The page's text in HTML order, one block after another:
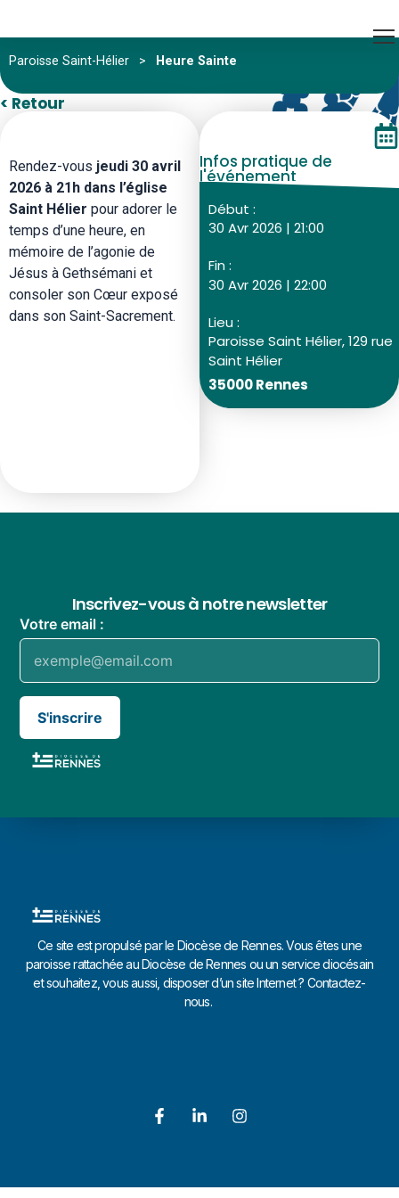
Paroisse Saint-Hélier > Heure Sainte
< Retour
Rendez-vous jeudi 30 avril
2026 à 21h dans l’église
Saint Hélier pour adorer le
temps d’une heure, en
mémoire de l’agonie de
Jésus à Gethsémani et
consoler son Cœur exposé
dans son Saint-Sacrement.
Infos pratique de
l'événement
Début :
30 Avr 2026 | 21:00
Fin :
30 Avr 2026 | 22:00
Lieu :
Paroisse Saint Hélier, 129 rue
Saint Hélier
35000 Rennes
Inscrivez-vous à notre newsletter
Votre email :
S'inscrire
Ce site est propulsé par le Diocèse de Rennes. Vous êtes une
paroisse rattachée au Diocèse de Rennes ou un service diocésain
et souhaitez, vous aussi, disposer d’un site Internet ? Contactez-
nous.